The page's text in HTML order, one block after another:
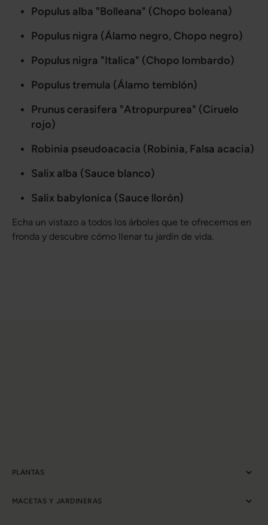
Populus alba "Bolleana" (Chopo boleana)
Populus nigra (Álamo negro, Chopo negro)
Populus nigra "Italica" (Chopo lombardo)
Populus tremula (Álamo temblón)
Prunus cerasifera "Atropurpurea" (Ciruelo
rojo)
Robinia pseudoacacia (Robinia, Falsa acacia)
Salix alba (Sauce blanco)
Salix babylonica (Sauce llorón)
Echa un vistazo a todos los árboles que te ofrecemos en
fronda y descubre cómo llenar tu jardín de vida.
PLANTAS
MACETAS Y JARDINERAS